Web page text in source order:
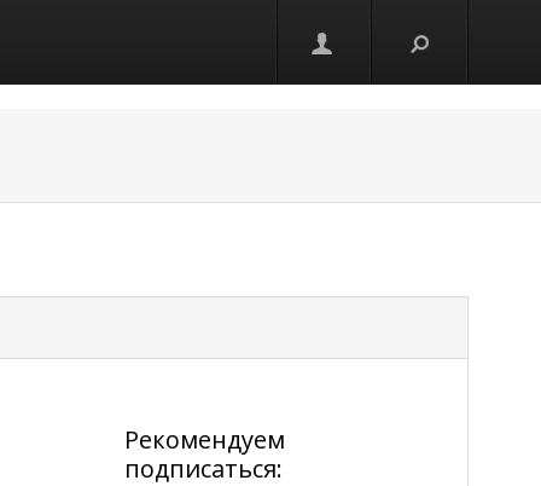
Рекомендуем
подписаться: